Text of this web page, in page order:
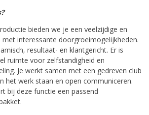
bieden we je een veelzijdige en
met interessante doorgroeimogelijkheden.
resultaat- en klantgericht. Er is
ruimte voor zelfstandigheid en
Je werkt samen met een gedreven club
het werk staan en open communiceren.
bij deze functie een passend